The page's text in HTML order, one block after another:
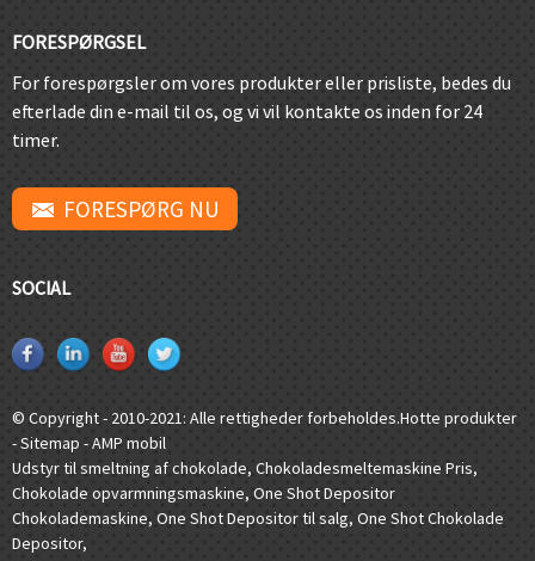
FORESPØRGSEL
For forespørgsler om vores produkter eller prisliste, bedes du
efterlade din e-mail til os, og vi vil kontakte os inden for 24
timer.
FORESPØRG NU
SOCIAL
© Copyright - 2010-2021: Alle rettigheder forbeholdes.Hotte produkter
-Sitemap -AMP mobil
Udstyr til smeltning af chokolade, Chokoladesmeltemaskine Pris,
Chokolade opvarmningsmaskine, One Shot Depositor
Chokolademaskine, One Shot Depositor til salg, One Shot Chokolade
Depositor,